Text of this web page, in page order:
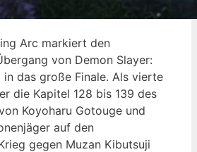
Arc markiert den
von Demon Slayer:
in das große Finale. Als vierte
die Kapitel 128 bis 139 des
Koyoharu Gotouge und
auf den
gegen Muzan Kibutsuji